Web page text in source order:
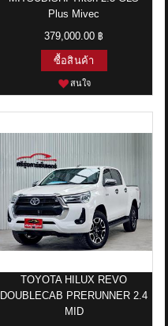
Plus Mivec
379,000.00 ฿
ซื้อสินค้า
สนใจ
TOYOTA HILUX REVO
DOUBLECAB PRERUNNER 2.4
MID